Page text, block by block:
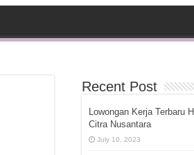
Recent Post
Lowongan Kerja Terbaru
Citra Nusantara
July 10, 2023